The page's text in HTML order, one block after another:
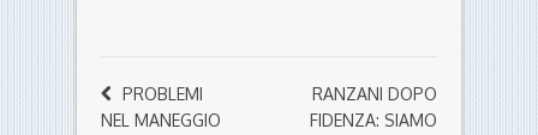
PROBLEMI
NEL MANEGGIO
RANZANI DOPO
FIDENZA: SIAMO